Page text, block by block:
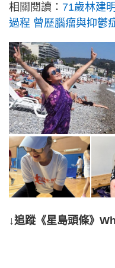
相關閱讀： 71歲林建
過程 曾歷腦瘤與抑鬱
↓追蹤《星島頭條》